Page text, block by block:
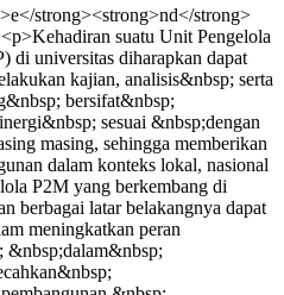
strong><strong>nd</strong>
suatu Unit Pengelola
di universitas diharapkan dapat
kajian, analisis&nbsp; serta
bersifat&nbsp;
sesuai &nbsp;dengan
masing, sehingga memberikan
dalam konteks lokal, nasional
P2M yang berkembang di
berbagai latar belakangnya dapat
meningkatkan peran
&nbsp;dalam&nbsp;